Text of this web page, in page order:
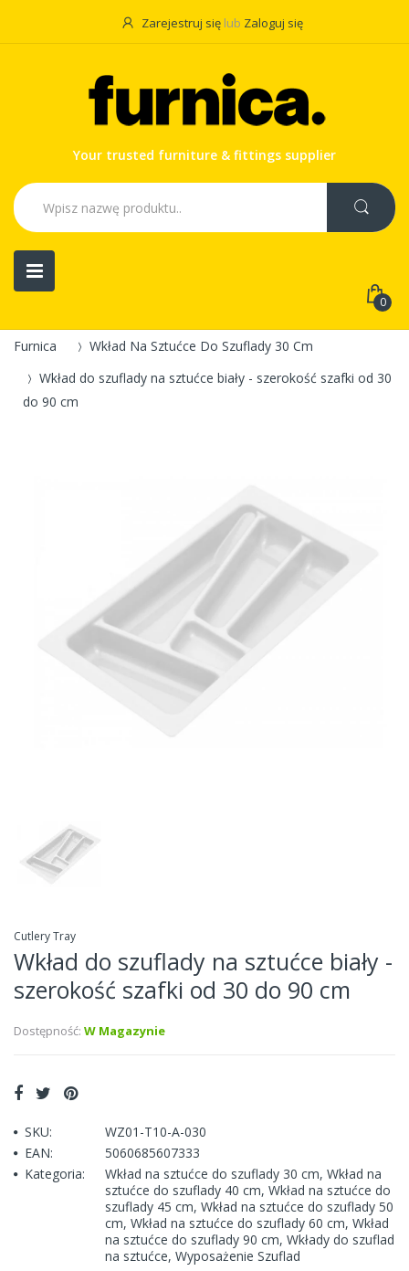
Zarejestruj się lub Zaloguj się
Your trusted furniture & fittings supplier
0
Furnica
Wkład Na Sztućce Do Szuflady 30 Cm
Wkład do szuflady na sztućce biały - szerokość szafki od 30
do 90 cm
Cutlery Tray
Wkład do szuflady na sztućce biały -
szerokość szafki od 30 do 90 cm
Dostępność: W Magazynie
SKU:
WZ01-T10-A-030
EAN:
5060685607333
Kategoria:
Wkład na sztućce do szuflady 30 cm, Wkład na
sztućce do szuflady 40 cm, Wkład na sztućce do
szuflady 45 cm, Wkład na sztućce do szuflady 50
cm, Wkład na sztućce do szuflady 60 cm, Wkład
na sztućce do szuflady 90 cm, Wkłady do szuflad
na sztućce, Wyposażenie Szuflad